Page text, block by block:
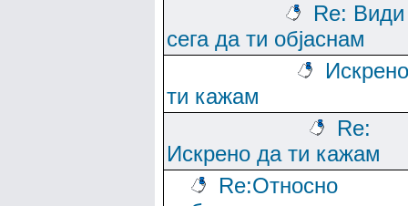
Re: Види
сега да ти објаснам
ти кажам
Re:
Искрено да ти кажам
Re:Относно